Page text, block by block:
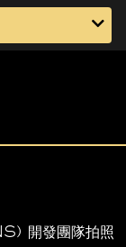
開發團隊拍照